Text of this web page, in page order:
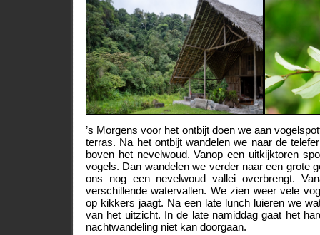
’s Morgens voor het ontbijt doen we aan
terras. Na het ontbijt wandelen we naar de
boven het nevelwoud. Vanop een uitkijktoren
vogels. Dan wandelen we verder naar een grote
ons nog een nevelwoud vallei overbrengt.
verschillende watervallen. We zien weer vele
op kikkers jaagt. Na een late lunch luieren we
van het uitzicht. In de late namiddag gaat het
nachtwandeling niet kan doorgaan.